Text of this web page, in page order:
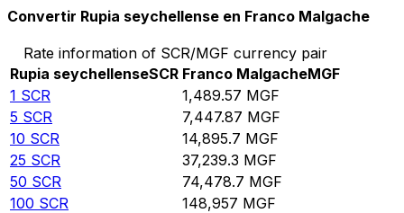
Convertir Rupia seychellense en Franco Malgache
Rate information of SCR/MGF currency pair
Rupia seychellenseSCR Franco MalgacheMGF
1 SCR 1,489.57 MGF
5 SCR 7,447.87 MGF
10 SCR 14,895.7 MGF
25 SCR 37,239.3 MGF
50 SCR 74,478.7 MGF
100 SCR 148,957 MGF